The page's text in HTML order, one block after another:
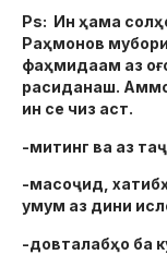
Ps: Ин ҳама
Раҳмонов
фаҳмидаам аз
расиданаш.
ин се чиз аст.
-митинг ва аз
-масоҷид,
умум аз дини
-довталабҳо ба